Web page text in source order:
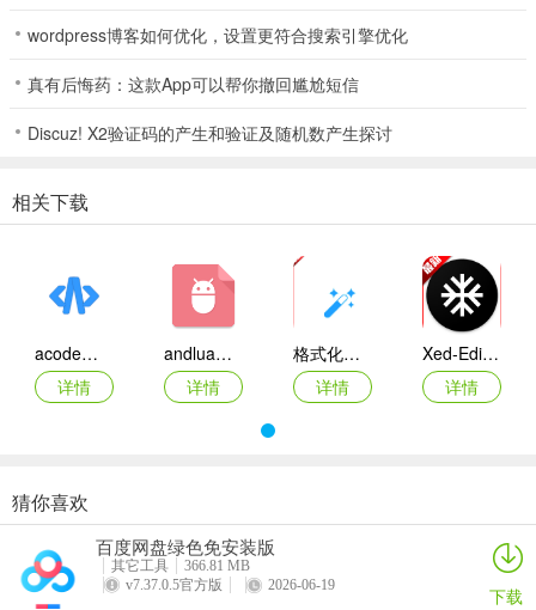
预览html和markdown文件。
从google云端硬盘，dropbox和onedrive访问文件。
3个应用程序主题和30多个语法突出显示主题。
code editor亮点
安装包小，而且可以进行随时的编辑，支持离线工作模式，支持
界面很简洁诶，反正没有任何的广告影响你的编辑操作，干净得不
行，每次退出之后再进入应用会继续上一次退出的界面，可以接着操
作；
但是为了数据安全使用完建议有备份的习惯啊，支持多个项目的高效
wordpress博客如何优化，设置更符合搜索引擎优化
真有后悔药：这款App可以帮你撤回尴尬短信
Discuz! X2验证码的产生和验证及随机数产生探讨
相关下载
acode代码编辑器app
详情
andlua悬浮窗代码软件(解密工具)
详情
格式化代码软件下载手机版安装
详情
Xed-Editor代码编辑器下载手机版
详情
代码编辑器app(code editor)
详情
猜你喜欢
百度网盘绿色免安装版
其它工具
366.81 MB
v7.37.0.5官方版
2026-06-19 下载